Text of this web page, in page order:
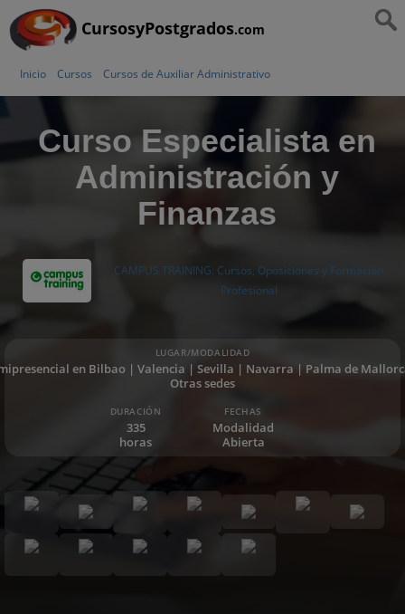
CursosyPostgrados.com
Inicio Cursos Cursos de Auxiliar Administrativo
Curso Especialista en
Administración y
Finanzas
CAMPUS TRAINING: Cursos, Oposiciones y Formación
Profesional
LUGAR/MODALIDAD
en Bilbao | Valencia | Sevilla | Navarra | Palma de
Otras sedes
DURACIÓN
335
horas
FECHAS
Modalidad
Abierta